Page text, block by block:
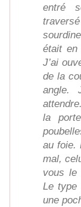
entré
était en
J’ai
de la
angle.
la
au foie.
mal,
vous le
Le type
une